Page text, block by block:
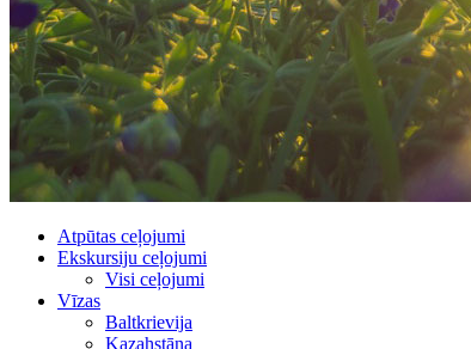
Atpūtas ceļojumi
Ekskursiju ceļojumi
Visi ceļojumi
Vīzas
Baltkrievija
Kazahstāna